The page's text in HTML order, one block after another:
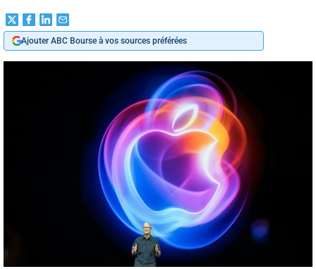
Ajouter ABC Bourse à vos sources préférées